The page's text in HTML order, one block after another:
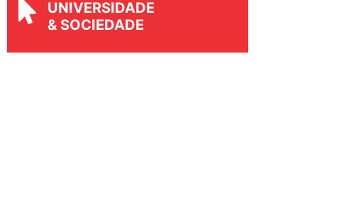
UNIVERSIDADE
& SOCIEDADE